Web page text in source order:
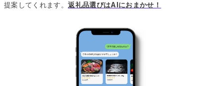
提案してくれます。返礼品選びはAIにおまかせ！